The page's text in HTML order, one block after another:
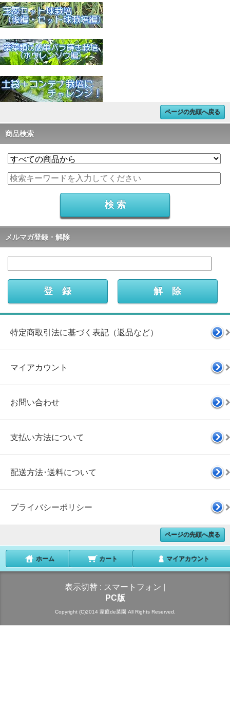
ページの先頭へ戻る
商品検索
メルマガ登録・解除
特定商取引法に基づく表記（返品など）
マイアカウント
お問い合わせ
支払い方法について
配送方法･送料について
プライバシーポリシー
ページの先頭へ戻る
ホーム カート マイアカウント
表示切替 : スマートフォン
PC版
Copyright (C)2014 家庭de菜園 All Rights Reserved.